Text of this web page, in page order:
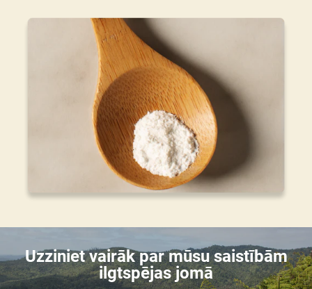
Uzziniet vairāk par mūsu saistībām
ilgtspējas jomā